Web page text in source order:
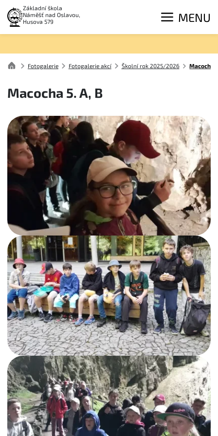
Základní škola
Náměšť nad Oslavou,
Husova 579
MENU
Fotogalerie Fotogalerie akcí Školní rok 2025/2026 Macocha
Macocha 5. A, B